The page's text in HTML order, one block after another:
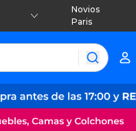
Novios
Paris